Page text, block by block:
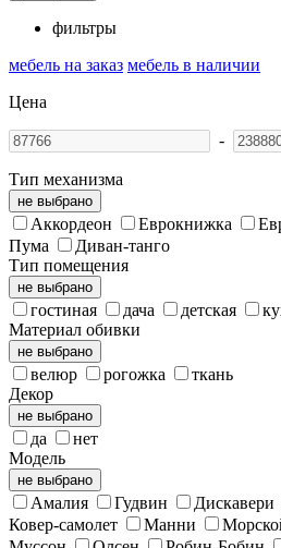
фильтры
мебель на заказ мебель в наличии
Цена
-
Тип механизма
не выбрано
Аккордеон Еврокнижка
Пума
Диван-танго
Тип помещения
не выбрано
гостиная дача детская
Материал обивки
не выбрано
велюр рогожка
ткань
Декор
не выбрано
да
нет
Модель
не выбрано
Амалия Гудвин Дискавери
Ковер-самолет
Манни